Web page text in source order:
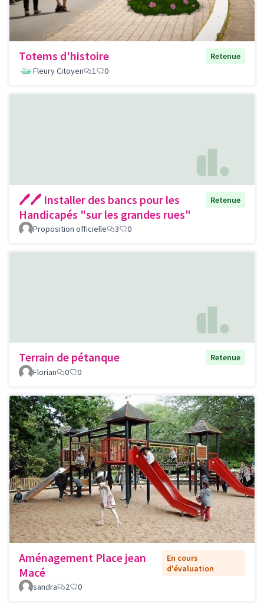
Totems d'histoire
Retenue
Fleury Citoyen
1 0
🖊🖊 Installer des bancs pour les
Handicapés "sur les grandes rues"
Retenue
Proposition officielle 3 0
Terrain de pétanque
Retenue
Florian
0 0
Aménagement Place jean
Macé
En cours
d'évaluation
sandra
2 0